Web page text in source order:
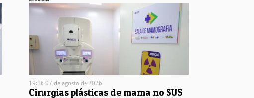
19:16 07 de agosto de 2026
Cirurgias plásticas de mama no SUS